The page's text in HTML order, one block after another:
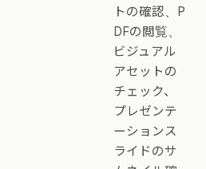
トの確認、P
DFの閲覧、
ビジュアル
アセットの
チェック、
プレゼンテ
ーションス
ライドのサ